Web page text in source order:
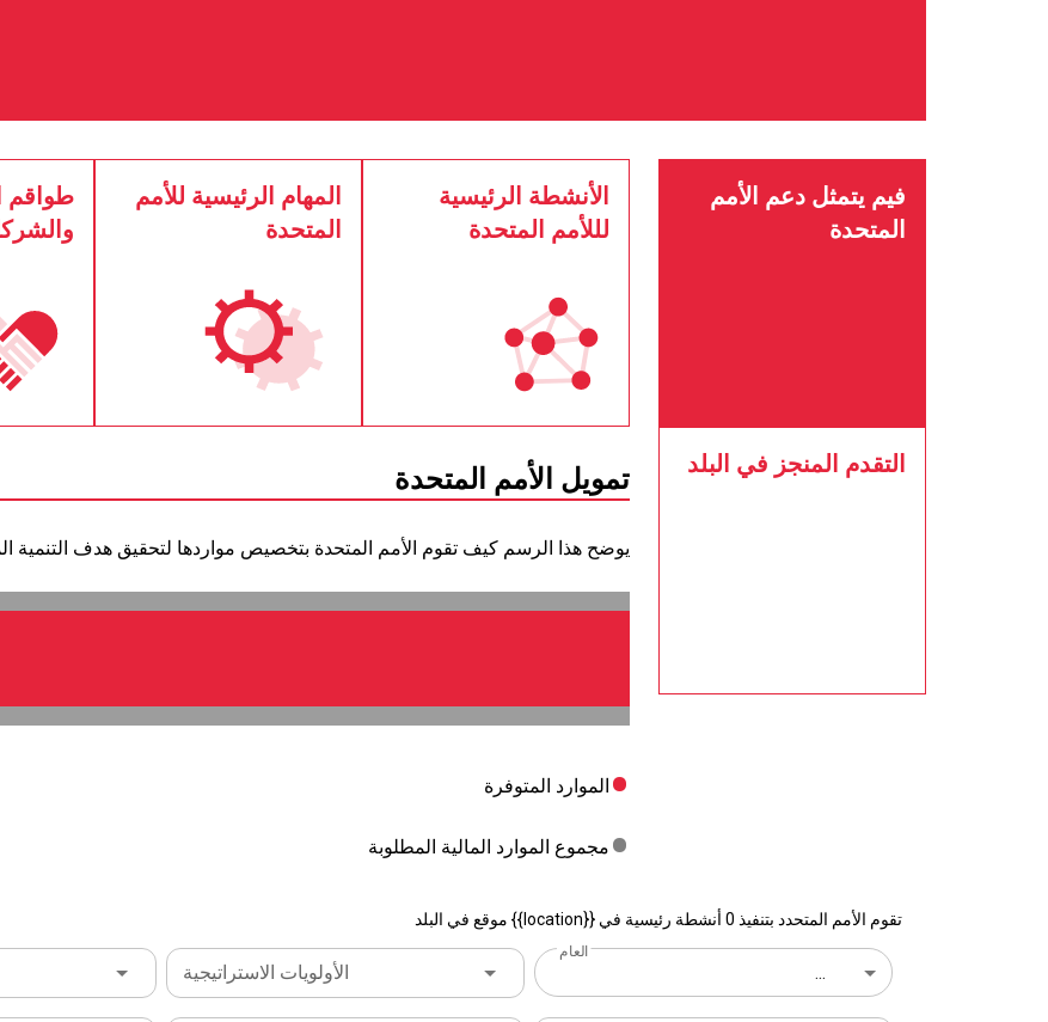
فيم يتمثل دعم الأمم
المتحدة
التقدم المنجز في البلد
الأنشطة الرئيسية
لللأمم المتحدة
المهام الرئيسية للأمم
المتحدة
طواقم
تمويل الأمم المتحدة
يوضح هذا الرسم كيف تقوم الأمم المتحدة بتخصيص مواردها لتحقيق هدف التنمية المستدامة 1 ،
الموارد المتوفرة
مجموع الموارد المالية المطلوبة
تقوم الأمم المتحدد بتنفيذ 0 أنشطة رئيسية في {{location}} موقع في البلد
العام
... الأولويات الاستراتيجية